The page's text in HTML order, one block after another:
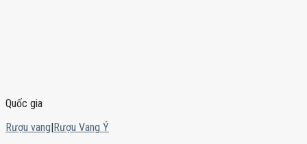
Quốc gia
Rượu vang|Rượu Vang Ý